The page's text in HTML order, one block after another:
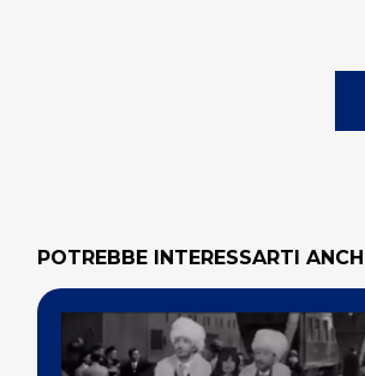
POTREBBE INTERESSARTI